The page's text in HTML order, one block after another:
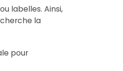
labelles. Ainsi,
la
pour